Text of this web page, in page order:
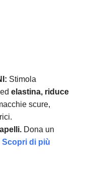
Stimola
ed elastina, riduce
scure,
Dona un
Scopri di più